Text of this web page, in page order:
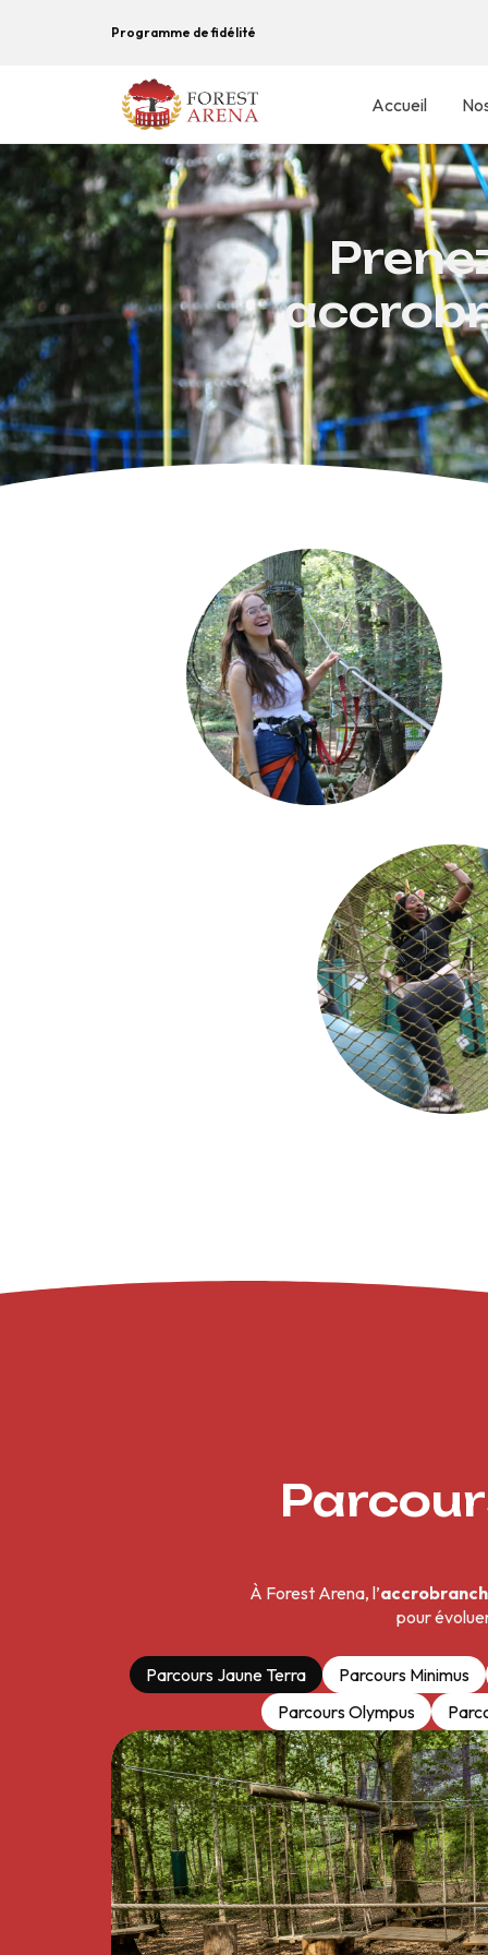
Programme de fidélité
Accueil
À Forest Arena, l’
pour
Parcours Jaune Terra
Parcours Minimus
Parcours Olympus